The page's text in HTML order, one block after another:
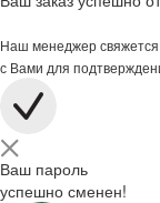
Наш менеджер свяжется
с Вами для
Ваш пароль
успешно сменен!